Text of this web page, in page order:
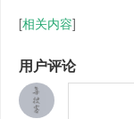
[相关内容]
用户评论